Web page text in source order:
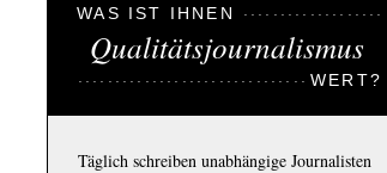
WAS IST IHNEN
Qualitätsjournalismus
WERT?
Täglich schreiben unabhängige Journalisten